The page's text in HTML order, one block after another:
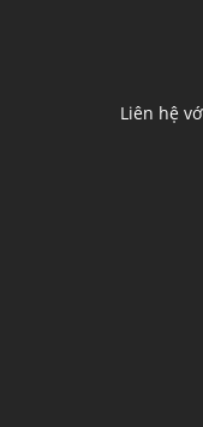
Liên hệ